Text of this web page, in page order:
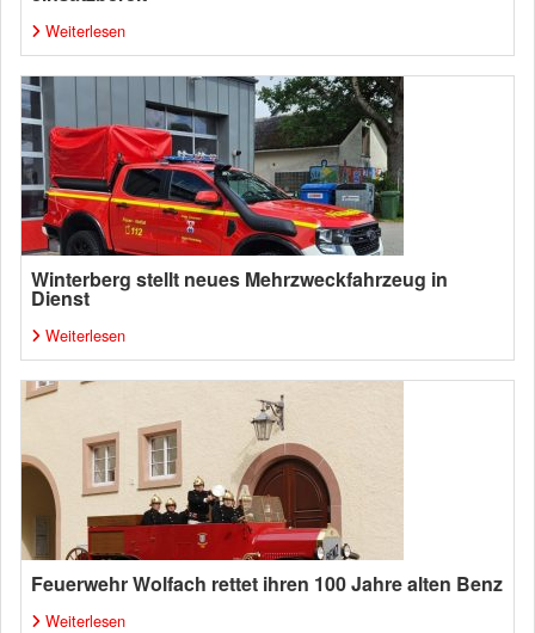
Weiterlesen
Winterberg stellt neues Mehrzweckfahrzeug in
Dienst
Weiterlesen
Feuerwehr Wolfach rettet ihren 100 Jahre alten Benz
Weiterlesen